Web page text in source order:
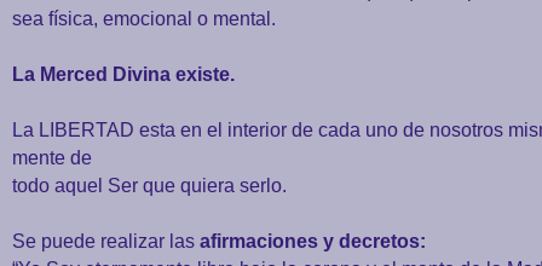
sea física, emocional o mental.
La Merced Divina existe.
La LIBERTAD esta en el interior de cada uno de nosotros
mente de
todo aquel Ser que quiera serlo.
Se puede realizar las afirmaciones y decretos: